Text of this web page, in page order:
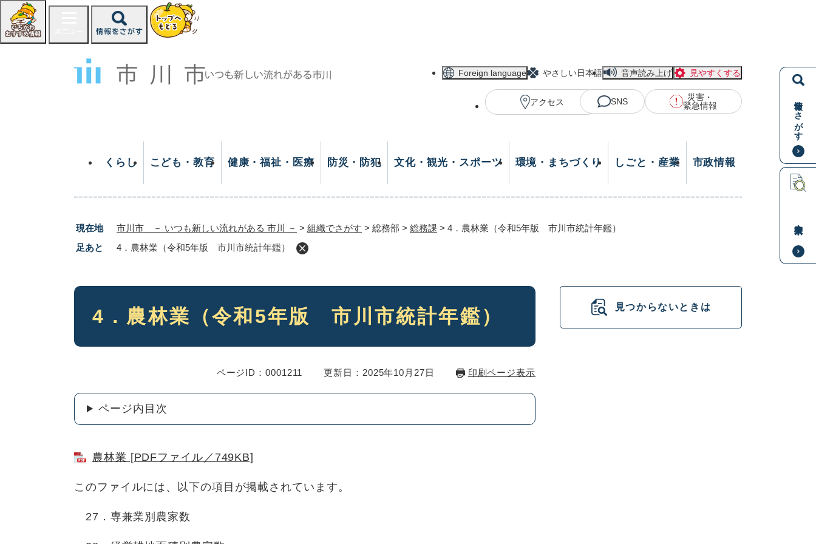
ジ
情報をさがす
Foreign language やさしい日本語 音声読み上げ 見やすくする
アクセス SNS
災害・
緊急情報
くらし こども・教育 健康・福祉・医療 防災・防犯 文化・観光・スポーツ 環境・まちづくり しごと・産業 市政情報
現在地 市川市 － いつも新しい流れがある 市川 － > 組織でさがす > 総務部 > 総務課 > 4．農林業（令和5年版 市川市統計年鑑）
足あと
4．農林業（令和5年版 市川市統計年鑑）
本
4．農林業（令和5年版 市川市統計年鑑）
ページID：0001211 更新日：2025年10月27日 印刷ページ表示
ページ内目次
農林業 [PDFファイル／749KB]
このファイルには、以下の項目が掲載されています。
27．専兼業別農家数
見つからないときは